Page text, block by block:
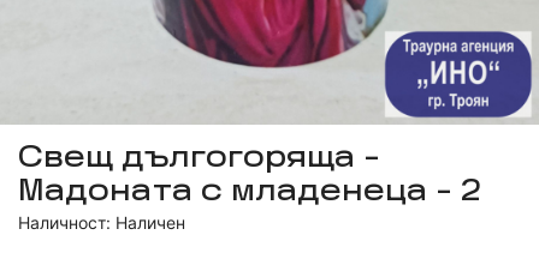
Свещ дългогоряща -
Мадоната с младенеца - 2
Наличност: Наличен